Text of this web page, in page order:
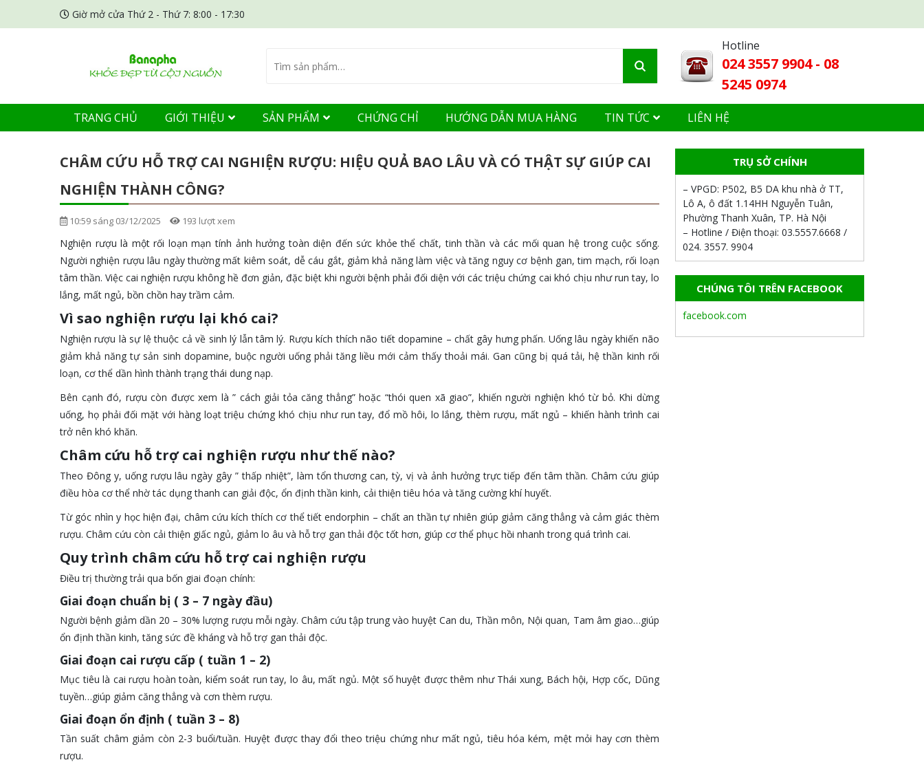
Giờ mở cửa Thứ 2 - Thứ 7: 8:00 - 17:30
Hotline
024 3557 9904 - 08
5245 0974
TRANG CHỦ GIỚI THIỆU SẢN PHẨM CHỨNG CHỈ HƯỚNG DẪN MUA HÀNG TIN TỨC LIÊN HỆ
CHÂM CỨU HỖ TRỢ CAI NGHIỆN RƯỢU: HIỆU QUẢ BAO LÂU VÀ CÓ THẬT SỰ GIÚP CAI
NGHIỆN THÀNH CÔNG?
10:59 sáng 03/12/2025 193 lượt xem
Nghiện rượu là một rối loạn mạn tính ảnh hưởng toàn diện đến sức khỏe thể chất, tinh thần và các mối quan hệ trong cuộc sống.
Người nghiện rượu lâu ngày thường mất kiêm soát, dễ cáu gắt, giảm khả năng làm việc và tăng nguy cơ bệnh gan, tim mạch, rối loạn
tâm thần. Việc cai nghiện rượu không hề đơn giản, đặc biệt khi người bệnh phải đối diện với các triệu chứng cai khó chịu như run tay, lo
lắng, mất ngủ, bồn chồn hay trầm cảm.
Vì sao nghiện rượu lại khó cai?
Nghiện rượu là sự lệ thuộc cả về sinh lý lẫn tâm lý. Rượu kích thích não tiết dopamine – chất gây hưng phấn. Uống lâu ngày khiến não
giảm khả năng tự sản sinh dopamine, buộc người uống phải tăng liều mới cảm thấy thoải mái. Gan cũng bị quá tải, hệ thần kinh rối
loạn, cơ thể dần hình thành trạng thái dung nạp.
Bên cạnh đó, rượu còn được xem là ” cách giải tỏa căng thẳng” hoặc “thói quen xã giao”, khiến người nghiện khó từ bỏ. Khi dừng
uống, họ phải đối mặt với hàng loạt triệu chứng khó chịu như run tay, đổ mồ hôi, lo lắng, thèm rượu, mất ngủ – khiến hành trình cai
trở nên khó khăn.
Châm cứu hỗ trợ cai nghiện rượu như thế nào?
Theo Đông y, uống rượu lâu ngày gây ” thấp nhiệt”, làm tổn thương can, tỳ, vị và ảnh hưởng trực tiếp đến tâm thần. Châm cứu giúp
điều hòa cơ thể nhờ tác dụng thanh can giải độc, ổn định thần kinh, cải thiện tiêu hóa và tăng cường khí huyết.
Từ góc nhìn y học hiện đại, châm cứu kích thích cơ thể tiết endorphin – chất an thần tự nhiên giúp giảm căng thẳng và cảm giác thèm
rượu. Châm cứu còn cải thiện giấc ngủ, giảm lo âu và hỗ trợ gan thải độc tốt hơn, giúp cơ thể phục hồi nhanh trong quá trình cai.
Quy trình châm cứu hỗ trợ cai nghiện rượu
Điều trị thường trải qua bốn giai đoạn chính:
Giai đoạn chuẩn bị ( 3 – 7 ngày đầu)
Người bệnh giảm dần 20 – 30% lượng rượu mỗi ngày. Châm cứu tập trung vào huyệt Can du, Thần môn, Nội quan, Tam âm giao…giúp
ổn định thần kinh, tăng sức đề kháng và hỗ trợ gan thải độc.
Giai đoạn cai rượu cấp ( tuần 1 – 2)
Mục tiêu là cai rượu hoàn toàn, kiểm soát run tay, lo âu, mất ngủ. Một số huyệt được thêm như Thái xung, Bách hội, Hợp cốc, Dũng
tuyền…giúp giảm căng thẳng và cơn thèm rượu.
Giai đoạn ổn định ( tuần 3 – 8)
Tần suất châm giảm còn 2-3 buổi/tuần. Huyệt được thay đổi theo triệu chứng như mất ngủ, tiêu hóa kém, mệt mỏi hay cơn thèm
rượu.
TRỤ SỞ CHÍNH
– VPGD: P502, B5 DA khu nhà ở TT,
Lô A, ô đất 1.14HH Nguyễn Tuân,
Phường Thanh Xuân, TP. Hà Nội
– Hotline / Điện thoại: 03.5557.6668 /
024. 3557. 9904
CHÚNG TÔI TRÊN FACEBOOK
facebook.com